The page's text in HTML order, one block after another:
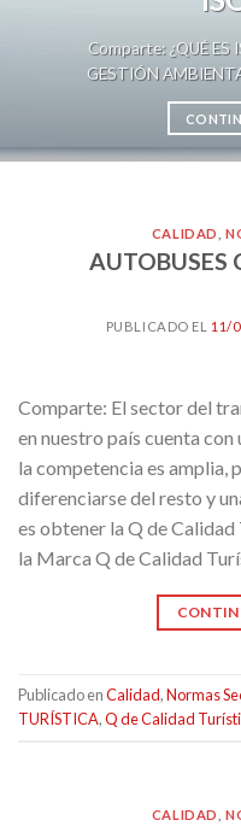
Comparte: ¿QUÉ ES
GESTIÓN
CALIDAD
AUTOBUSES
PUBLICADO EL 11/
Comparte: El sector del
en nuestro país cuenta
la competencia es amplia,
diferenciarse del resto y
es obtener la Q de
la Marca Q de Calidad
Publicado enCalidad,Normas
TURÍSTICA,Q de Calidad
CALIDAD